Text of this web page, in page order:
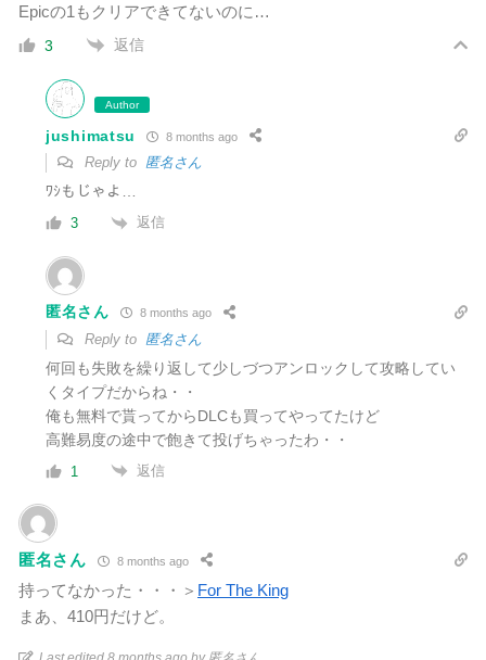
Epicの1もクリアできてないのに…
3 返信
Author
jushimatsu 8 months ago
Reply to 匿名さん
ﾜｼもじゃよ…
3 返信
匿名さん 8 months ago
Reply to 匿名さん
何回も失敗を繰り返して少しづつアンロックして攻略してい
くタイプだからね・・
俺も無料で貰ってからDLCも買ってやってたけど
高難易度の途中で飽きて投げちゃったわ・・
1 返信
匿名さん 8 months ago
持ってなかった・・・＞ For The King
まあ、410円だけど。